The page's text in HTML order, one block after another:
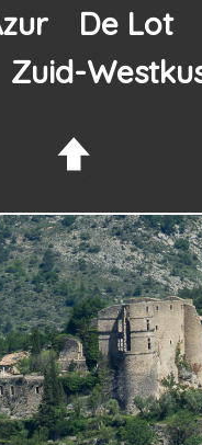
De Lot
Zuid-